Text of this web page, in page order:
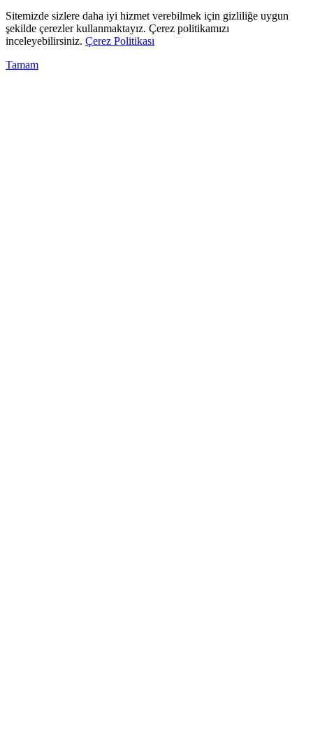
Sitemizde sizlere daha iyi hizmet verebilmek için gizliliğe uygun
şekilde çerezler kullanmaktayız. Çerez politikamızı
inceleyebilirsiniz. Çerez Politikası
Tamam